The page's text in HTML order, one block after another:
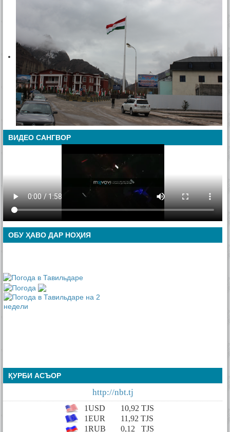
ВИДЕО САНГВОР
ОБУ ҲАВО ДАР НОҲИЯ
ҚУРБИ АСЪОР
http://nbt.tj
1USD 10,92 TJS
1EUR
11,92 TJS
1RUB
0,12 TJS